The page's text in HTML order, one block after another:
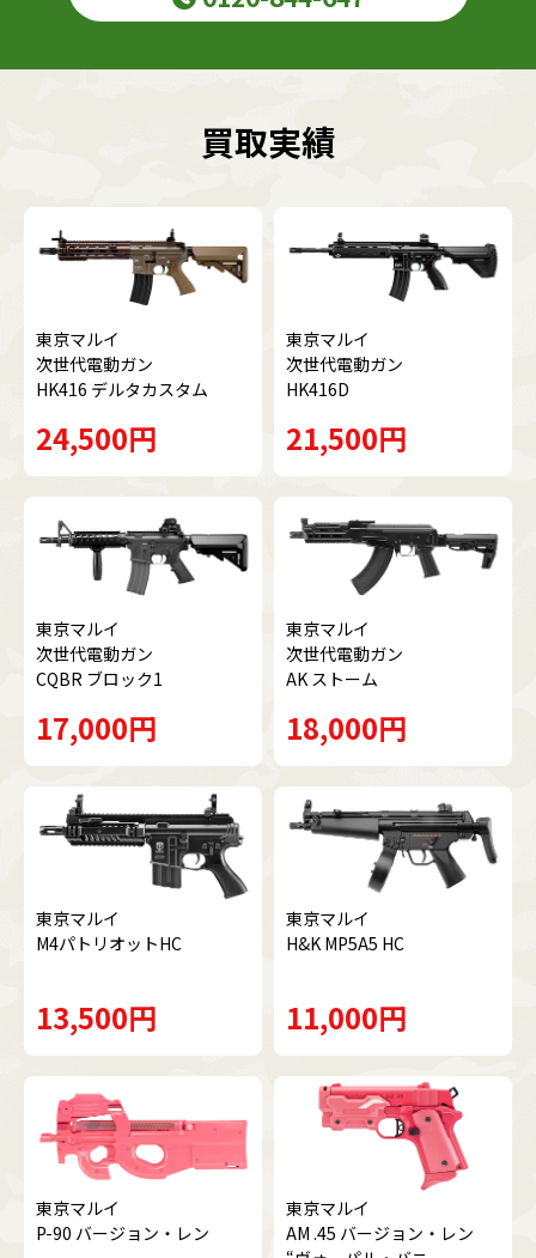
買取実績
東京マルイ
次世代電動ガン
HK416 デルタカスタム
24,500円
東京マルイ
次世代電動ガン
HK416D
21,500円
東京マルイ
次世代電動ガン
CQBR ブロック1
17,000円
東京マルイ
次世代電動ガン
AK ストーム
18,000円
東京マルイ
M4パトリオットHC
13,500円
東京マルイ
H&K MP5A5 HC
11,000円
東京マルイ
P-90 バージョン・レン
東京マルイ
AM .45 バージョン・レン